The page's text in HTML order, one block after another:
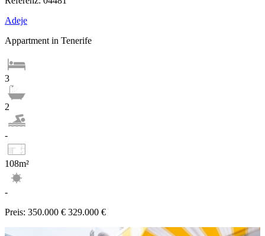
Adeje
Appartment in Tenerife
3
2
-
108m²
-
Preis: 350.000 € 329.000 €